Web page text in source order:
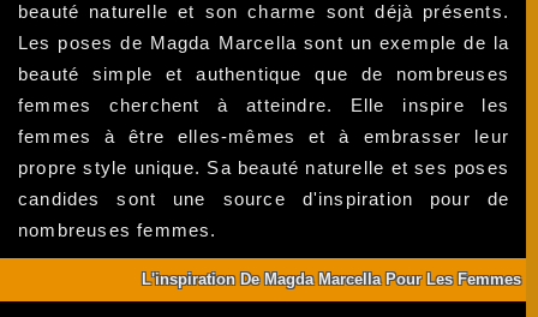
beauté naturelle et son charme sont déjà présents.
Les poses de Magda Marcella sont un exemple de la
beauté simple et authentique que de nombreuses
femmes cherchent à atteindre. Elle inspire les
femmes à être elles-mêmes et à embrasser leur
propre style unique. Sa beauté naturelle et ses poses
candides sont une source d'inspiration pour de
nombreuses femmes.
L'inspiration De Magda Marcella Pour Les Femmes